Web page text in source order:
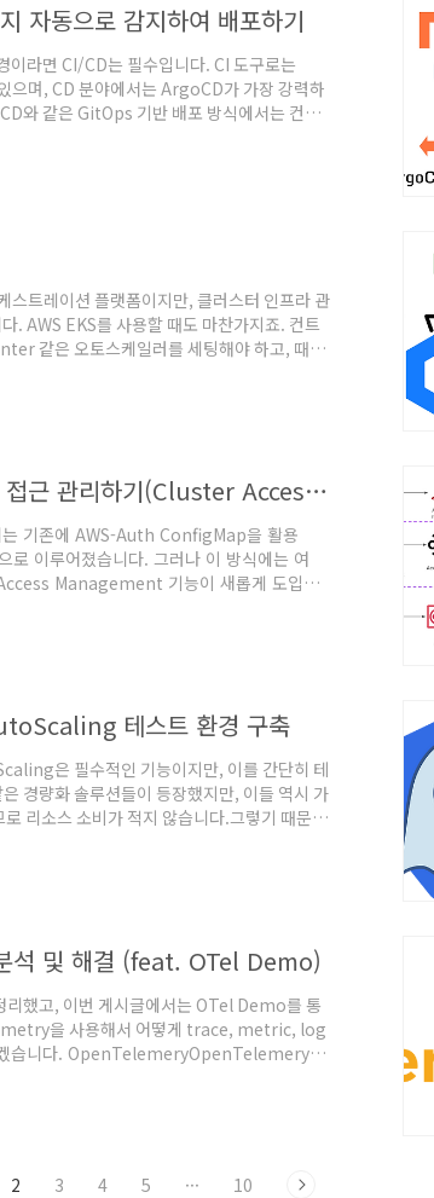
동으로 감지하여 배포하기
이라면 CI/CD는 필수입니다. CI 도구로는
며, CD 분야에서는 ArgoCD가 가장 강력하
와 같은 GitOps 기반 배포 방식에서는 컨테
가 등장하게 되었고, 이번 포스팅에서
트레이션 플랫폼이지만, 클러스터 인프라 관
. AWS EKS를 사용할 때도 마찬가지죠. 컨트
같은 오토스케일러를 세팅해야 하고, 때로
Plane은 AWS에서 관리하지만, EKS
EKS에서 ConfigMap 없이 API로 접근 관리하기(Cluster Access Management)
기존에 AWS-Auth ConfigMap을 활용
이루어졌습니다. 그러나 이 방식에는 여
Management 기능이 새롭게 도입되
방식의 차이점과 실습을 통해 Cluster
테스트 환경 구축
은 필수적인 기능이지만, 이를 간단히 테
경량화 솔루션들이 등장했지만, 이들 역시 가
리소스 소비가 적지 않습니다.그렇기 때문에
수 있어, 보다 가볍고 빠르게
석 및 해결 (feat. OTel Demo)
리했고, 이번 게시글에서는 OTel Demo를 통
을 사용해서 어떻게 trace, metric, log
습니다. OpenTelemeryOpenTelemery란?
로그(Logs), 트레이스(Traces) 데이
2 3 4 5 ··· 10